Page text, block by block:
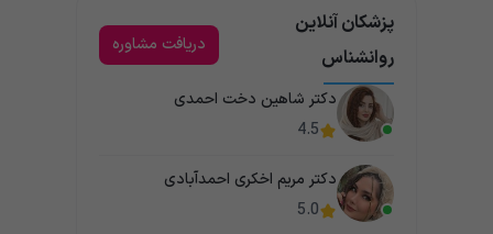
پزشکان آنلاین
روانشناس
دریافت مشاوره
دکتر شاهین دخت احمدی
4.5
دکتر مریم اخکری احمدآبادی
5.0